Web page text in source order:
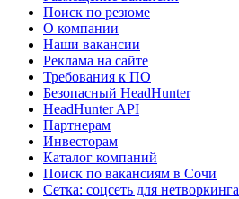
Поиск по резюме
О компании
Наши вакансии
Реклама на сайте
Требования к ПО
Безопасный HeadHunter
HeadHunter API
Партнерам
Инвесторам
Каталог компаний
Поиск по вакансиям в Сочи
Сетка: соцсеть для нетворкинга